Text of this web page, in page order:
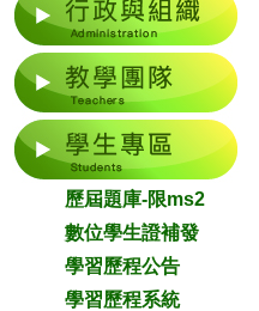
歷屆題庫-限ms2
數位學生證補發
學習歷程公告
學習歷程系統